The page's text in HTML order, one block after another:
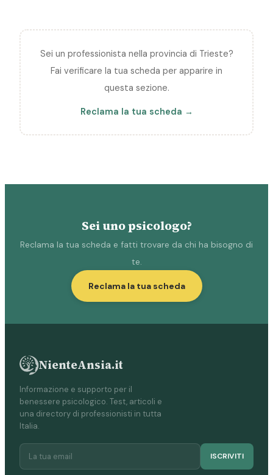
Sei un professionista nella provincia di Trieste?
Fai verificare la tua scheda per apparire in
questa sezione.
Reclama la tua scheda →
Sei uno psicologo?
Reclama la tua scheda e fatti trovare da chi ha bisogno di
te.
Reclama la tua scheda
NienteAnsia.it
Informazione e supporto per il
benessere psicologico. Test, articoli e
una directory di professionisti in tutta
Italia.
ISCRIVITI